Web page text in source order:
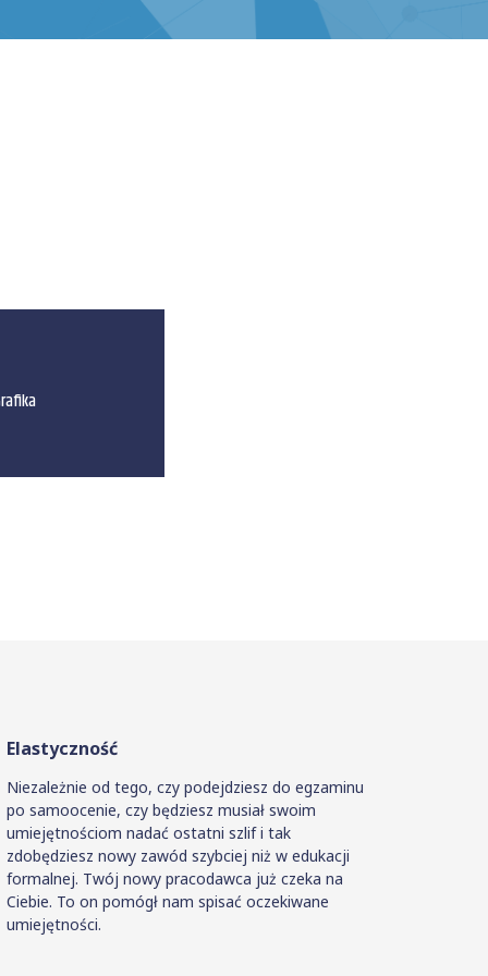
Elastyczność
Niezależnie od tego, czy podejdziesz do egzaminu
po samoocenie, czy będziesz musiał swoim
umiejętnościom nadać ostatni szlif i tak
zdobędziesz nowy zawód szybciej niż w edukacji
formalnej. Twój nowy pracodawca już czeka na
Ciebie. To on pomógł nam spisać oczekiwane
umiejętności.